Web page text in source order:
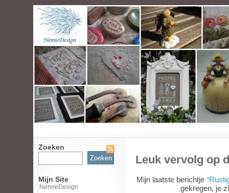
Zoeken
Zoeken
naar:
Mijn Site
NenneDesign
Leuk vervolg op
Mijn laatste berichtje
gekregen, je